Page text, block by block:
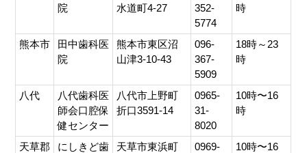
院
水道町4-27
352-
5774
時
熊本市
田中歯科医
院
熊本市東区沼
山津3-10-43
096-
367-
5909
18時～23
時
八代
八代歯科医
師会口腔保
健センター
八代市上野町
折口3591-14
0965-
31-
8020
10時〜16
時
天草郡
にしきど歯
天草市東浜町
0969-
10時〜16